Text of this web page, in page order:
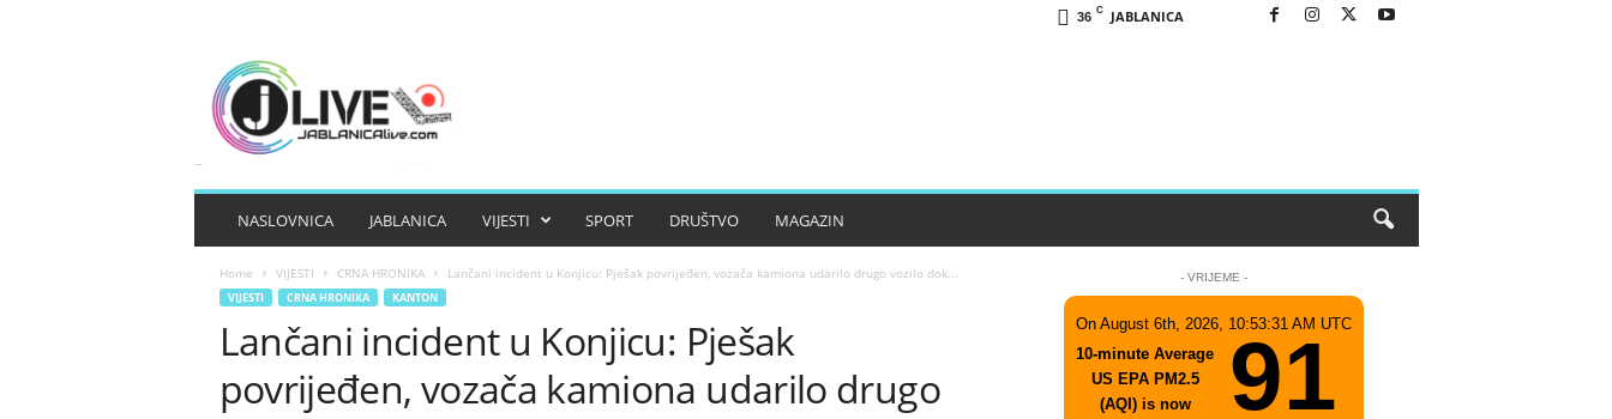
36 C JABLANICA
NASLOVNICA JABLANICA VIJESTI SPORT DRUŠTVO MAGAZIN
Home VIJESTI CRNA HRONIKA Lančani incident u Konjicu: Pješak povrijeđen, vozača kamiona udarilo drugo vozilo dok...
VIJESTI CRNA HRONIKA KANTON
Lančani incident u Konjicu: Pješak
povrijeđen, vozača kamiona udarilo drugo
- VRIJEME -
On August 6th, 2026, 10:53:31 AM UTC
10-minute Average
US EPA PM2.5
(AQI) is now
91